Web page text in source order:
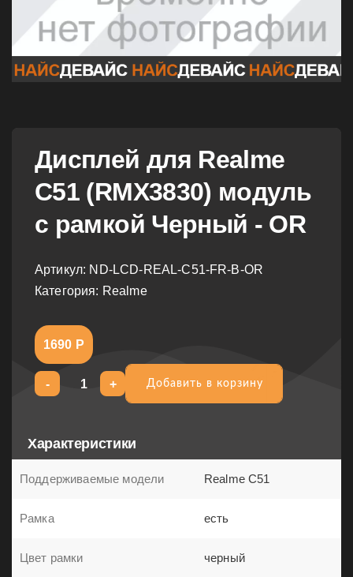
Дисплей для Realme
C51 (RMX3830) модуль
с рамкой Черный - OR
Артикул: ND-LCD-REAL-C51-FR-B-OR
Категория: Realme
1690 Р
- + Добавить в корзину
Добавить в корзину
Характеристики
Поддерживаемые модели Realme C51
Рамка есть
Цвет рамки черный